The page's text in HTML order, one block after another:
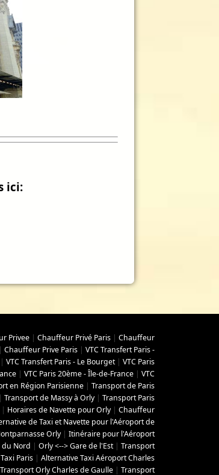
ici:
Privee | Chauffeur Privé Paris | Chauffeur
| Chauffeur Prive Paris | VTC Transfert Paris -
VTC Transfert Paris - Le Bourget| VTC Paris
| VTC Paris 20ème - Île-de-France | VTC
en Région Parisienne | Transport de Paris
Transport de Massy à Orly| Transport Paris
| Horaires de Navette pour Orly| Chauffeur
de Taxi et Navette pour l'Aéroport de
Orly| Itinéraire pour l'Aéroport
du Nord | Orly <--> Gare de l'Est| Transport
Paris | Alternative Taxi Aéroport Charles
Transport Orly Charles de Gaulle | Transport